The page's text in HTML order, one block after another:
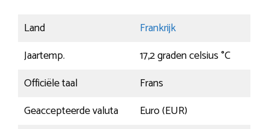
Land
Frankrijk
Jaartemp.
17,2 graden celsius °C
Officiële taal
Frans
Geaccepteerde valuta
Euro (EUR)